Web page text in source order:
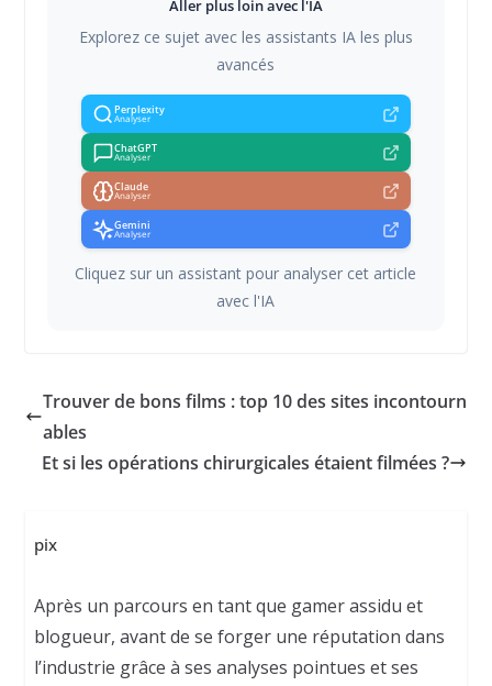
Aller plus loin avec l'IA
Explorez ce sujet avec les assistants IA les plus
avancés
Perplexity
Analyser
ChatGPT
Analyser
Claude
Analyser
Gemini
Analyser
Cliquez sur un assistant pour analyser cet article
avec l'IA
Trouver de bons films : top 10 des sites incontourn
ables
Et si les opérations chirurgicales étaient filmées ?
pix
Après un parcours en tant que gamer assidu et
blogueur, avant de se forger une réputation dans
l’industrie grâce à ses analyses pointues et ses